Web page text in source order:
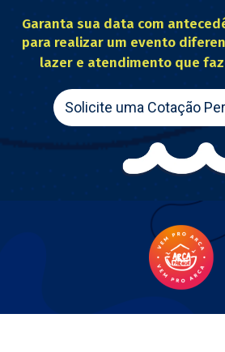
Garanta sua data com
para realizar um evento
lazer e atendimento que
Solicite uma Cotação